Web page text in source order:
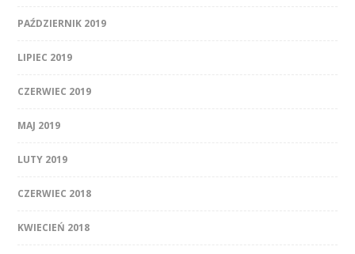
PAŹDZIERNIK 2019
LIPIEC 2019
CZERWIEC 2019
MAJ 2019
LUTY 2019
CZERWIEC 2018
KWIECIEŃ 2018